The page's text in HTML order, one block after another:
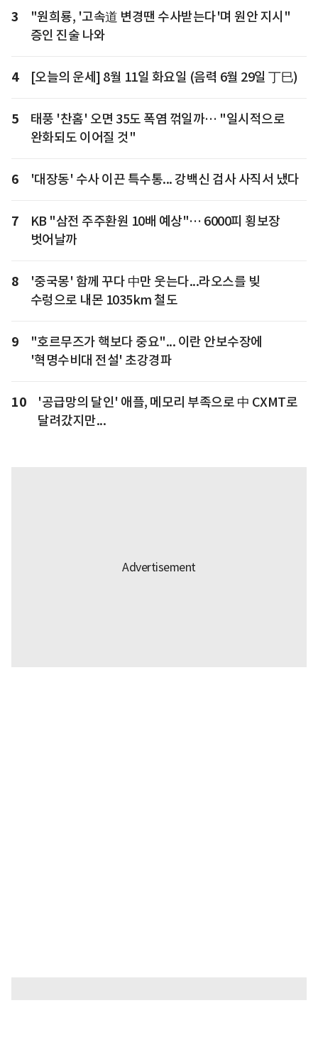
3
"원희룡, '고속道 변경땐 수사받는다'며 원안 지시"
증인 진술 나와
4 [오늘의 운세] 8월 11일 화요일 (음력 6월 29일 丁巳)
5
태풍 '찬홈' 오면 35도 폭염 꺾일까… "일시적으로
완화되도 이어질 것"
6 '대장동' 수사 이끈 특수통... 강백신 검사 사직서 냈다
7
KB "삼전 주주환원 10배 예상"… 6000피 횡보장
벗어날까
8
'중국몽' 함께 꾸다 中만 웃는다...라오스를 빚
수렁으로 내몬 1035km 철도
9
"호르무즈가 핵보다 중요"... 이란 안보수장에
'혁명수비대 전설' 초강경파
10
'공급망의 달인' 애플, 메모리 부족으로 中 CXMT로
달려갔지만...